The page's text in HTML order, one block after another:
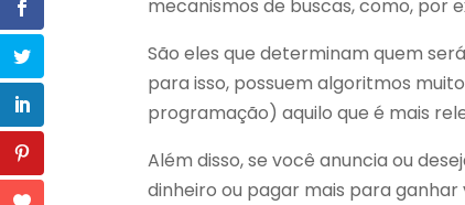
mecanismos de buscas, como, por
São eles que determinam quem
para isso, possuem algoritmos
programação) aquilo que é mais
Além disso, se você anuncia ou
dinheiro ou pagar mais para